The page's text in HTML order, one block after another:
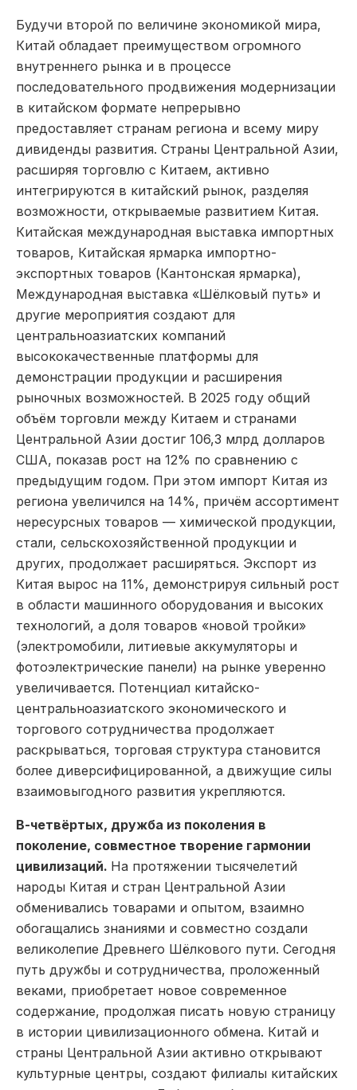
Будучи второй по величине экономикой мира,
Китай обладает преимуществом огромного
внутреннего рынка и в процессе
последовательного продвижения модернизации
в китайском формате непрерывно
предоставляет странам региона и всему миру
дивиденды развития. Страны Центральной Азии,
расширяя торговлю с Китаем, активно
интегрируются в китайский рынок, разделяя
возможности, открываемые развитием Китая.
Китайская международная выставка импортных
товаров, Китайская ярмарка импортно-
экспортных товаров (Кантонская ярмарка),
Международная выставка «Шёлковый путь» и
другие мероприятия создают для
центральноазиатских компаний
высококачественные платформы для
демонстрации продукции и расширения
рыночных возможностей. В 2025 году общий
объём торговли между Китаем и странами
Центральной Азии достиг 106,3 млрд долларов
США, показав рост на 12% по сравнению с
предыдущим годом. При этом импорт Китая из
региона увеличился на 14%, причём ассортимент
нересурсных товаров — химической продукции,
стали, сельскохозяйственной продукции и
других, продолжает расширяться. Экспорт из
Китая вырос на 11%, демонстрируя сильный рост
в области машинного оборудования и высоких
технологий, а доля товаров «новой тройки»
(электромобили, литиевые аккумуляторы и
фотоэлектрические панели) на рынке уверенно
увеличивается. Потенциал китайско-
центральноазиатского экономического и
торгового сотрудничества продолжает
раскрываться, торговая структура становится
более диверсифицированной, а движущие силы
взаимовыгодного развития укрепляются.
В-четвёртых, дружба из поколения в
поколение, совместное творение гармонии
цивилизаций. На протяжении тысячелетий
народы Китая и стран Центральной Азии
обменивались товарами и опытом, взаимно
обогащались знаниями и совместно создали
великолепие Древнего Шёлкового пути. Сегодня
путь дружбы и сотрудничества, проложенный
веками, приобретает новое современное
содержание, продолжая писать новую страницу
в истории цивилизационного обмена. Китай и
страны Центральной Азии активно открывают
культурные центры, создают филиалы китайских